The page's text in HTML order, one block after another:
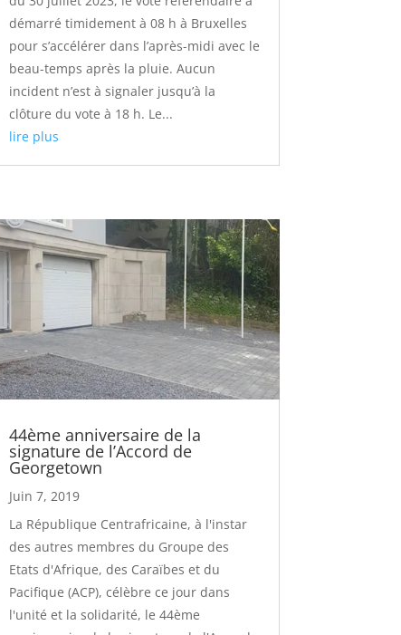
démarré timidement à 08 h à Bruxelles
pour s’accélérer dans l’après-midi avec le
beau-temps après la pluie. Aucun
incident n’est à signaler jusqu’à la
clôture du vote à 18 h. Le...
lire plus
44ème anniversaire de la
signature de l’Accord de
Georgetown
Juin 7, 2019
La République Centrafricaine, à l'instar
des autres membres du Groupe des
Etats d'Afrique, des Caraïbes et du
Pacifique (ACP), célèbre ce jour dans
l'unité et la solidarité, le 44ème